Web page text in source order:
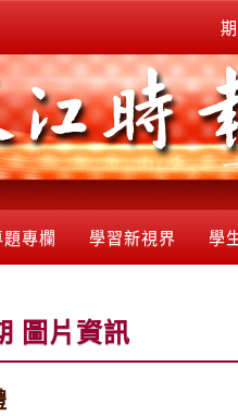
題專欄 學習新視界 學
圖片資訊